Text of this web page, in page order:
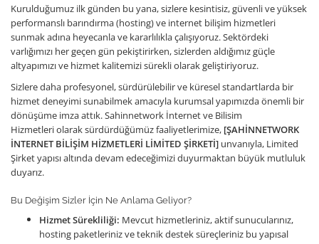
Kurulduğumuz ilk günden bu yana, sizlere kesintisiz, güvenli ve yüksek
performanslı barındırma (hosting) ve internet bilişim hizmetleri
sunmak adına heyecanla ve kararlılıkla çalışıyoruz. Sektördeki
varlığımızı her geçen gün pekiştirirken, sizlerden aldığımız güçle
altyapımızı ve hizmet kalitemizi sürekli olarak geliştiriyoruz.
Sizlere daha profesyonel, sürdürülebilir ve küresel standartlarda bir
hizmet deneyimi sunabilmek amacıyla kurumsal yapımızda önemli bir
dönüşüme imza attık. Sahinnetwork İnternet ve Bilisim
Hizmetleri olarak sürdürdüğümüz faaliyetlerimize, [ŞAHİNNETWORK
İNTERNET BİLİŞİM HİZMETLERİ LİMİTED ŞİRKETİ] unvanıyla, Limited
Şirket yapısı altında devam edeceğimizi duyurmaktan büyük mutluluk
duyarız.
Bu Değişim Sizler İçin Ne Anlama Geliyor?
Hizmet Sürekliliği: Mevcut hizmetleriniz, aktif sunucularınız,
hosting paketleriniz ve teknik destek süreçleriniz bu yapısal